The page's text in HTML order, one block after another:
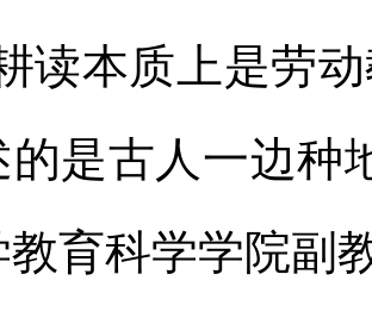
本质上是劳动
的是古人一边种
育科学学院副